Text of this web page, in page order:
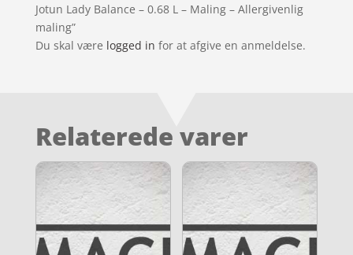
Jotun Lady Balance – 0.68 L – Maling – Allergivenlig
maling”
Du skal være logged in for at afgive en anmeldelse.
Relaterede varer